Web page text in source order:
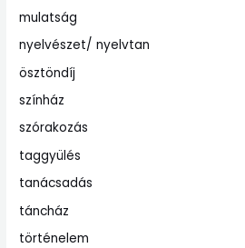
mulatság
nyelvészet/ nyelvtan
ösztöndíj
színház
szórakozás
taggyülés
tanácsadás
táncház
történelem